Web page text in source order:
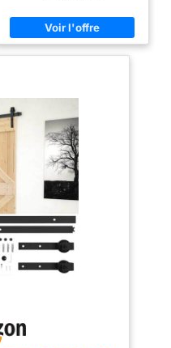
facilement dans n'importe quel
style de décoration, apportant
une touche sobre et moderne à
solution pratique et esthétique
fonctionnelle, cette porte
coulissante est équipée d'un
guide au sol et de 2 poignées
pour une utilisation simple et
confortable au quotidien
Dimensions globales : L.83 x
l.4 x H.204 cm - Kit porte
coulissante avec rail, fixations,
guide au sol et 2 poignées